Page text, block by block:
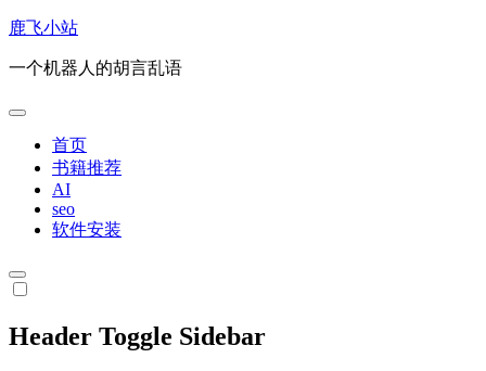
跳
到
容
鹿飞小站
一个机器人的胡言乱语
首页
书籍推荐
AI
seo
软件安装
Header Toggle Sidebar